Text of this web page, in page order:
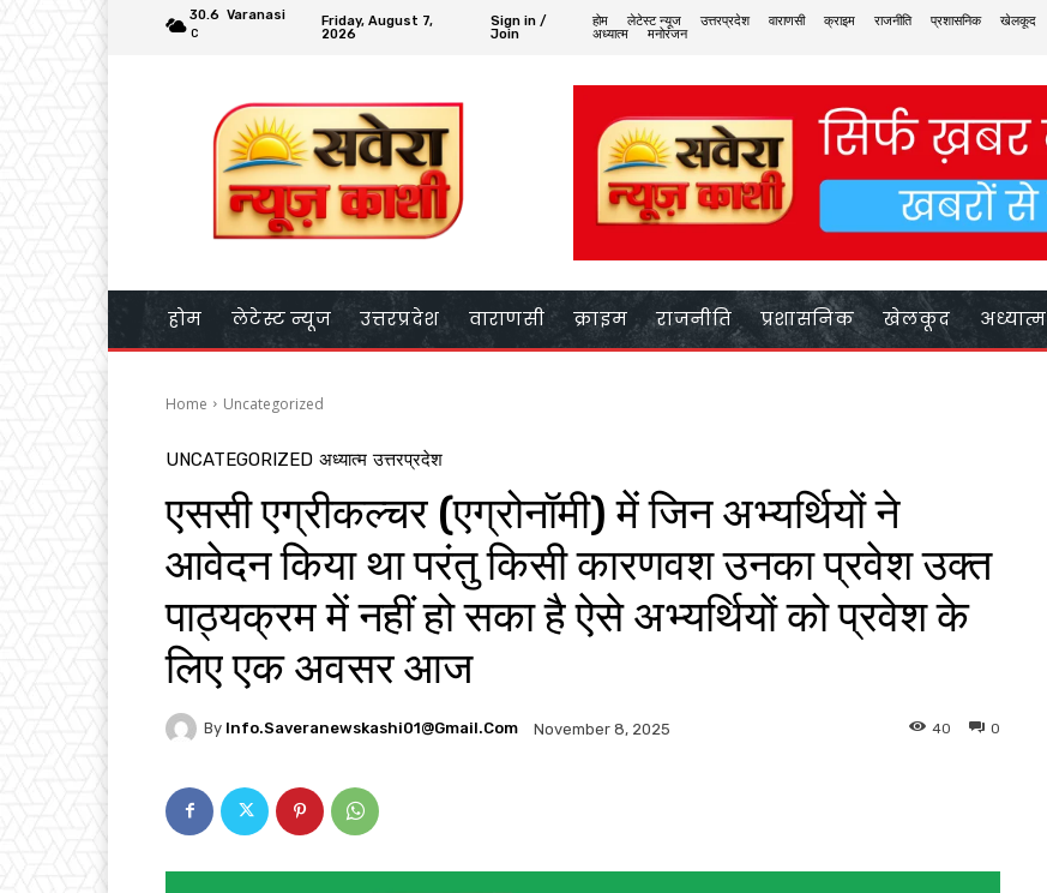
30.6
C
Varanasi
Friday, August 7,
2026
Sign in /
Join
होम लेटेस्ट न्यूज उत्तरप्रदेश वाराणसी क्राइम राजनीति प्रशासनिक
खेलकूद
अध्यात्म
मनोरंजन
होम लेटेस्ट न्यूज उत्तरप्रदेश वाराणसी क्राइम राजनीति प्रशासनिक खेलकूद अध्यात्म
Home Uncategorized
UNCATEGORIZED अध्यात्म उत्तरप्रदेश
एससी एग्रीकल्चर (एग्रोनॉमी) में जिन अभ्यर्थियों ने
आवेदन किया था परंतु किसी कारणवश उनका प्रवेश उक्त
पाठ्यक्रम में नहीं हो सका है ऐसे अभ्यर्थियों को प्रवेश के
लिए एक अवसर आज
By Info.saveranewskashi01@gmail.com November 8, 2025 0
40